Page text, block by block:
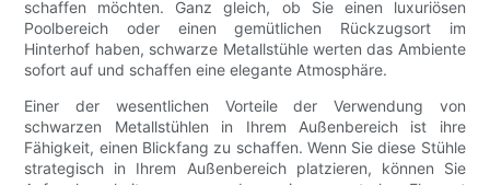
schaffen möchten. Ganz gleich, ob Sie einen luxuriösen
Poolbereich oder einen gemütlichen Rückzugsort im
Hinterhof haben, schwarze Metallstühle werten das Ambiente
sofort auf und schaffen eine elegante Atmosphäre.
Einer der wesentlichen Vorteile der Verwendung von
schwarzen Metallstühlen in Ihrem Außenbereich ist ihre
Fähigkeit, einen Blickfang zu schaffen. Wenn Sie diese Stühle
strategisch in Ihrem Außenbereich platzieren, können Sie